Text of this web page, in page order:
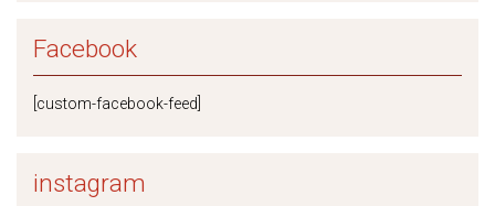
Facebook
[custom-facebook-feed]
instagram